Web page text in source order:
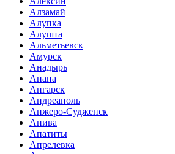
Алзамай
Алупка
Алушта
Альметьевск
Амурск
Анадырь
Анапа
Ангарск
Андреаполь
Анжеро-Судженск
Анива
Апатиты
Апрелевка